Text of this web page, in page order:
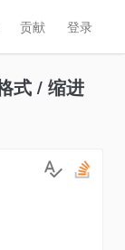
登录
贡献
式 / 缩进